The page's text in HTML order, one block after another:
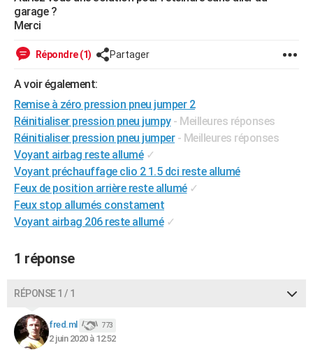
Forum
Aménagement intérieur
Extérieur
Cuisine
Salle de bains
Jardinage
Rangement
WEEK-END
Guides de France
Escapades
Patrimoine
Expositions
Musées
Week-end nature
LIFESTYLE
SANTE
Alimentation
Guide de la santé
Maladies
Médicaments
Sommeil
VOYAGE
Destinations
City break
Voyage nature
Voyage de noces
Forum
Climat
+PHOTO
GUIDES D'ACHAT
BONS PLANS
CARTE DE VOEUX
S'inscrire
Se connecter
Lycées
Collèges
Primaires
Universités
Entreprises
Service militaire
Avis de recherche
AVIS DE DÉCÈS
garage ?
Merci
Répondre (1) Partager
A voir également:
Remise à zéro pression pneu jumper 2
Réinitialiser pression pneu jumpy - Meilleures réponses
Réinitialiser pression pneu jumper - Meilleures réponses
Voyant airbag reste allumé ✓
Voyant préchauffage clio 2 1.5 dci reste allumé
Feux de position arrière reste allumé ✓
Feux stop allumés constament
Voyant airbag 206 reste allumé ✓
1 réponse
RÉPONSE 1 / 1
fred.ml 773
2 juin 2020 à 12:52